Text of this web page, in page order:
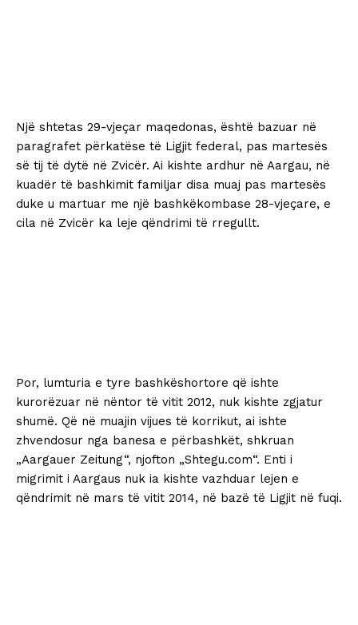
Një shtetas 29-vjeçar maqedonas, është bazuar në
paragrafet përkatëse të Ligjit federal, pas martesës
së tij të dytë në Zvicër. Ai kishte ardhur në Aargau, në
kuadër të bashkimit familjar disa muaj pas martesës
duke u martuar me një bashkëkombase 28-vjeçare, e
cila në Zvicër ka leje qëndrimi të rregullt.
Por, lumturia e tyre bashkëshortore që ishte
kurorëzuar në nëntor të vitit 2012, nuk kishte zgjatur
shumë. Që në muajin vijues të korrikut, ai ishte
zhvendosur nga banesa e përbashkët, shkruan
„Aargauer Zeitung“, njofton „Shtegu.com“. Enti i
migrimit i Aargaus nuk ia kishte vazhduar lejen e
qëndrimit në mars të vitit 2014, në bazë të Ligjit në fuqi.